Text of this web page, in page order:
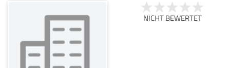
NICHT BEWERTET